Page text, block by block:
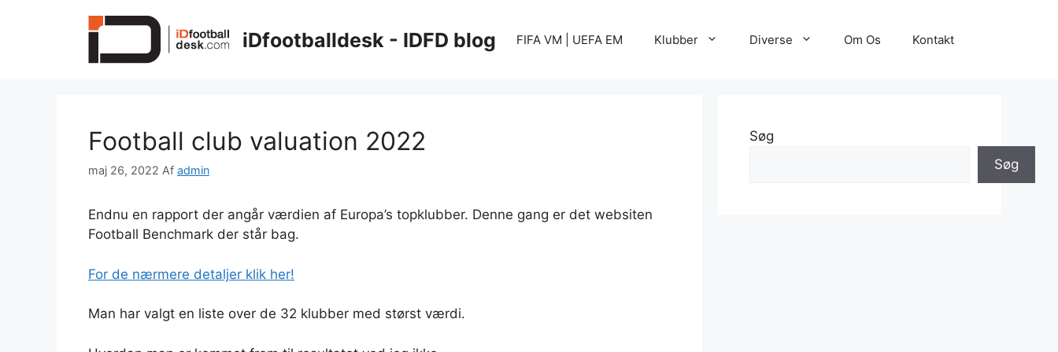
iDfootballdesk - IDFD blog FIFA VM | UEFA EM Klubber Diverse Om Os Kontakt
Football club valuation 2022
maj 26, 2022 Af admin
Endnu en rapport der angår værdien af Europa’s topklubber. Denne gang er det websiten
Football Benchmark der står bag.
For de nærmere detaljer klik her!
Man har valgt en liste over de 32 klubber med størst værdi.
Søg
Søg